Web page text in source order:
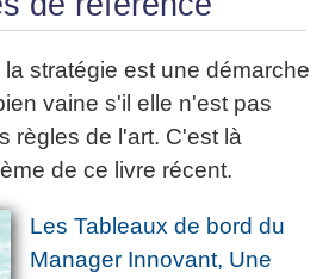
stratégie est une démarche
vaine s'il elle n'est pas
règles de l'art. C'est là
de ce livre récent.
Les Tableaux de bord du
Manager Innovant, Une